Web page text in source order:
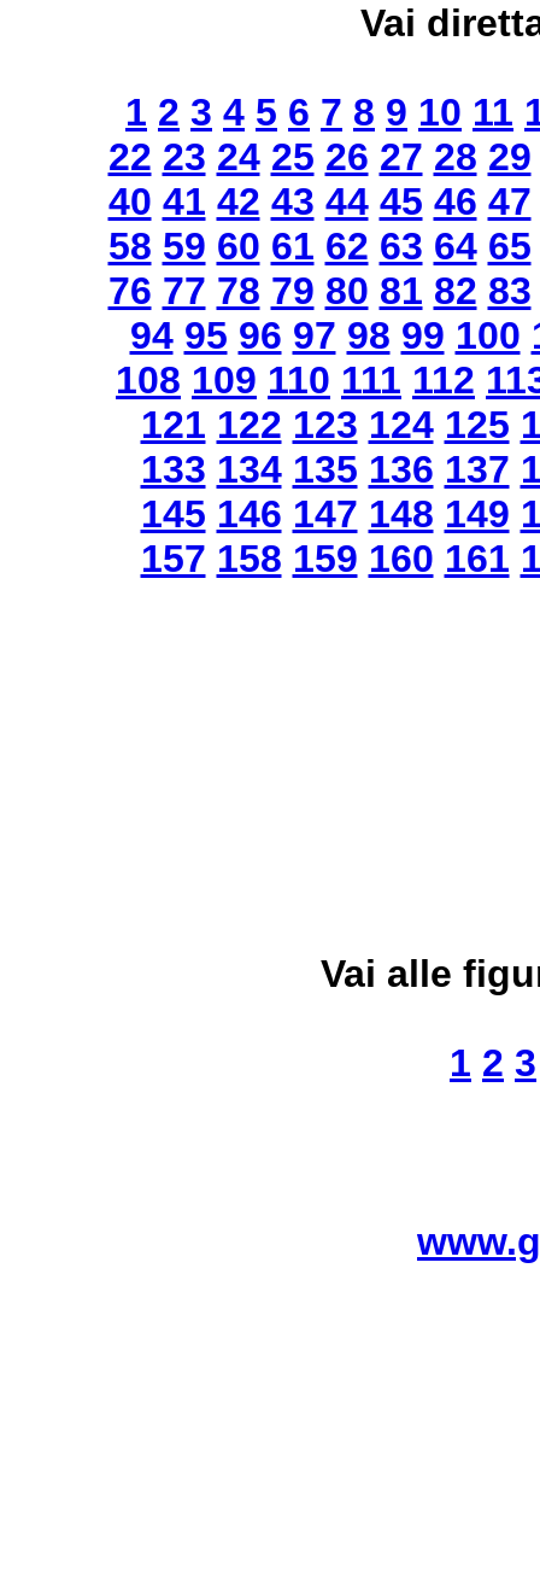
Vai
1 2 3 4 5 6 7 8 9 10 11
22 23 24 25 26 27 28 29
40 41 42 43 44 45 46 47
58 59 60 61 62 63 64 65
76 77 78 79 80 81 82 83
94 95 96 97 98 99 100
108 109 110 111 112
121 122 123 124 125
133 134 135 136 137
145 146 147 148 149
157 158 159 160 161
Vai alle
1 2 3